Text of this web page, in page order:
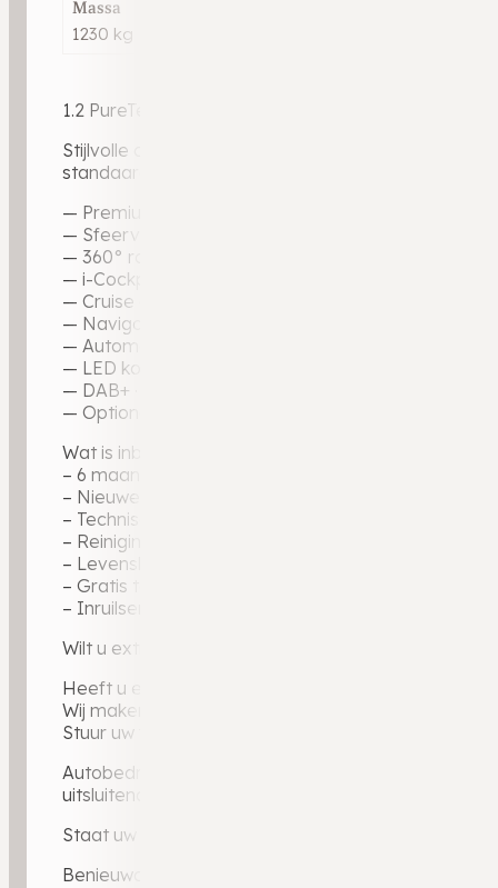
Massa
1230 kg
1.2 PureTech GT Line | 2023 | 54.867 km | Benzine |
Stijlvolle compacte SUV in een opvallende unieke
standaarduitrusting.
— Premium metallic kleur
— Sfeerverlichting interieur
— 360° rondomzicht camera + parkeersensoren
— i-Cockpit digitaal instrumentenpaneel
— Cruise control
— Navigatie · Apple CarPlay · Android Auto
— Automatische climate control
— LED koplampen · LED dagrijverlichting
— DAB+ · Bluetooth
— Optioneel: (Afneembare) Trekhaak
Wat is inbegrepen bij de aflevering?
– 6 maanden garantie op motor en versnellingsbak
– Nieuwe APK-keuring, zodat u direct de weg op
– Technische voertuigcheck voor optimale
– Reiniging binnen en buiten
– Levenslange garantie op geleverde tellerstand
– Gratis tenaamstelling
– Inruilservice bij overstap naar uw volgende auto
Wilt u extra zekerheid? Ons uitgebreide BOVAG-
Heeft u een auto in te ruilen?
Wij maken graag een vrijblijvende inruilwaarde voor
Stuur uw foto’s via WhatsApp naar 0546 – 721 024
Autobedrijf Weldam — BOVAG-dealer sinds 2010,
uitsluitend via dealerkanalen: elke auto
Staat uw ideale auto er niet bij? Via ons
Benieuwd naar ervaringen van andere klanten?